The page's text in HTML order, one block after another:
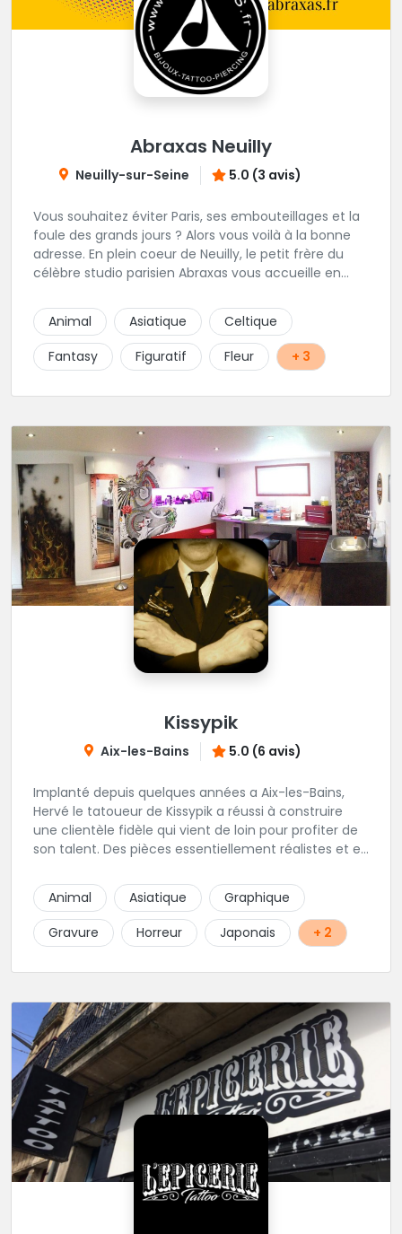
Abraxas Neuilly
Neuilly-sur-Seine 5.0 (3 avis)
Vous souhaitez éviter Paris, ses embouteillages et la
foule des grands jours ? Alors vous voilà à la bonne
adresse. En plein coeur de Neuilly, le petit frère du
célèbre studio parisien Abraxas vous accueille en
triés sur le volet pour vous offrir un large choix de
styles avec une qualité et une créativité
irréprochables.
Animal Asiatique
Celtique
Fantasy
Figuratif Fleur + 3
Kissypik
Aix-les-Bains 5.0 (6 avis)
Implanté depuis quelques années a Aix-les-Bains,
Hervé le tatoueur de Kissypik a réussi à construire
une clientèle fidèle qui vient de loin pour profiter de
son talent. Des pièces essentiellement réalistes et en
pas l'adresse? C'est normal, Hervé préfère que vous
l'appeliez avant de passer au studio... pour éviter les
moment de rush. Une adresse secrète donc...mais
excellente.
Animal Asiatique
Graphique
Gravure
Horreur Japonais + 2